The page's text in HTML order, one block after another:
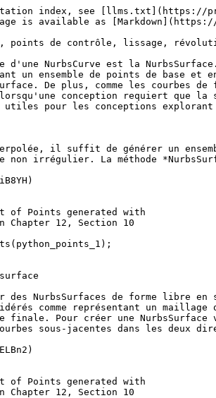
index, see [llms.txt](https://
is available as [Markdown](https://
points de contrôle, lissage,
d'une NurbsCurve est la
un ensemble de points de base
De plus, comme les courbes
conception requiert que
utiles pour les conceptions
il suffit de générer un
irrégulier. La méthode
of Points generated with
12, Section 10
des NurbsSurfaces de forme libre
comme représentant un
Pour créer une NurbsSurface
sous-jacentes dans les deux
of Points generated with
12, Section 10